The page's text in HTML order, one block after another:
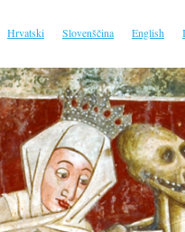
Hrvatski Slovenščina English